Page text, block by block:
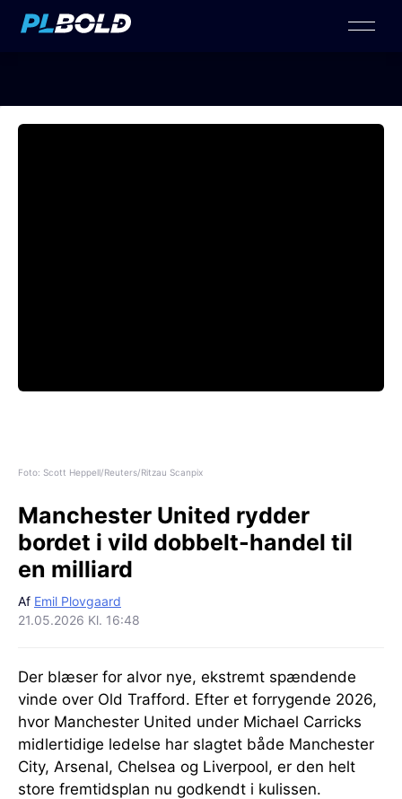
Foto: Scott Heppell/Reuters/Ritzau Scanpix
Manchester United rydder
bordet i vild dobbelt-handel til
en milliard
Af Emil Plovgaard
21.05.2026 Kl. 16:48
Der blæser for alvor nye, ekstremt spændende
vinde over Old Trafford. Efter et forrygende 2026,
hvor Manchester United under Michael Carricks
midlertidige ledelse har slagtet både Manchester
City, Arsenal, Chelsea og Liverpool, er den helt
store fremtidsplan nu godkendt i kulissen.